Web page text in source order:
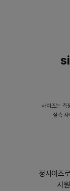
사이즈는 측
실측
정사이즈
시